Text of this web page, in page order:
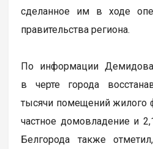
сделанное им в ходе
правительства региона.
По информации
в черте города
тысячи помещений жилого
частное домовладение и
Белгорода также